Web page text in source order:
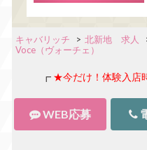
キャバリッチ > 北新地 求人
Voce（ヴォーチェ）
┏ ★今だけ！体験入店
WEB応募